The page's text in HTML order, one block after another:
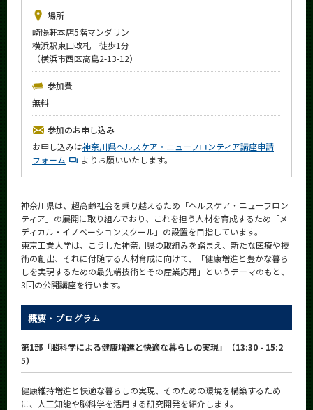
場所
崎陽軒本店5階マンダリン
横浜駅東口改札 徒歩1分
（横浜市西区高島2-13-12）
参加費
無料
参加のお申し込み
お申し込みは神奈川県ヘルスケア・ニューフロンティア講座申請
フォーム
よりお願いいたします。
神奈川県は、超高齢社会を乗り越えるため「ヘルスケア・ニューフロン
ティア」の展開に取り組んでおり、これを担う人材を育成するため「メ
ディカル・イノベーションスクール」の設置を目指しています。
東京工業大学は、こうした神奈川県の取組みを踏まえ、新たな医療や技
術の創出、それに付随する人材育成に向けて、「健康増進と豊かな暮ら
しを実現するための最先端技術とその産業応用」というテーマのもと、
3回の公開講座を行います。
概要・プログラム
第1部「脳科学による健康増進と快適な暮らしの実現」（13:30 - 15:2
5）
健康維持増進と快適な暮らしの実現、そのための環境を構築するため
に、人工知能や脳科学を活用する研究開発を紹介します。
今後のイベント
今後の課程別イベント
年別アーカイブ
学内向け情報
CLOSE